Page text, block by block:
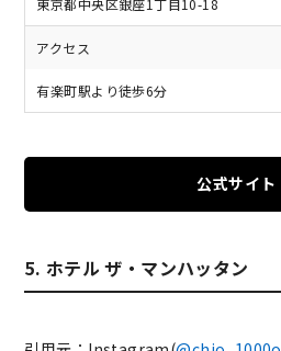
アクセス
有楽町駅より徒歩6分
公式サイト
5. ホテル ザ・マンハッタン